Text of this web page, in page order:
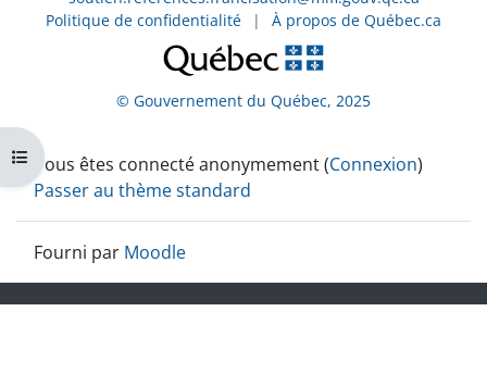
Ouvrir l’index du cours
Politique de confidentialité
| À propos de Québec.ca
© Gouvernement du Québec, 2025
Vous êtes connecté anonymement (Connexion)
Passer au thème standard
Fourni par Moodle